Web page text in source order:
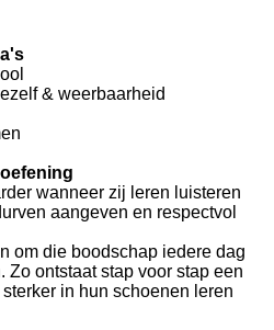
& weerbaarheid
wanneer zij leren luisteren
aangeven en respectvol
om die boodschap iedere dag
ontstaat stap voor stap een
in hun schoenen leren